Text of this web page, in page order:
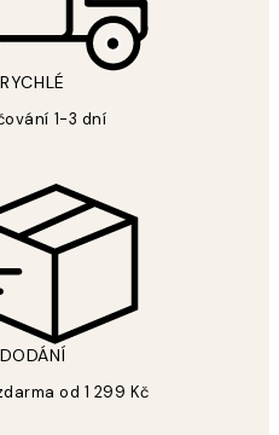
RYCHLÉ
1-3 dní
DODÁNÍ
od 1 299 Kč